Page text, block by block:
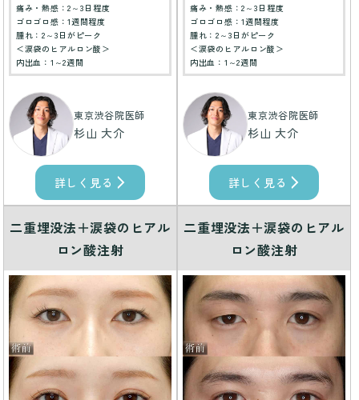
痛み・熱感：2～3日程度
ゴロゴロ感：1週間程度
腫れ：2～3日がピーク
＜涙袋のヒアルロン酸＞
内出血：1～2週間
東京渋谷院医師
杉山 大介
詳しく見る
痛み・熱感：2～3日程度
ゴロゴロ感：1週間程度
腫れ：2～3日がピーク
＜涙袋のヒアルロン酸＞
内出血：1～2週間
東京渋谷院医師
杉山 大介
詳しく見る
二重埋没法＋涙袋のヒアル
ロン酸注射
二重埋没法＋涙袋のヒアル
ロン酸注射